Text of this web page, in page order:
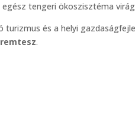
tengeri ökoszisztéma
és a helyi
.